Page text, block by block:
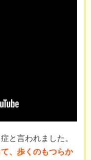
と言われました。
、歩くのもつらか